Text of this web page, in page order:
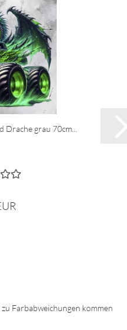
grau 70cm...
Farbabweichungen kommen